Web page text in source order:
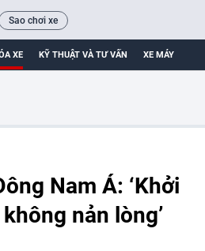
Sao chơi xe
XE KỸ THUẬT VÀ TƯ VẤN XE MÁY
Nam Á: ‘Khởi
nản lòng’